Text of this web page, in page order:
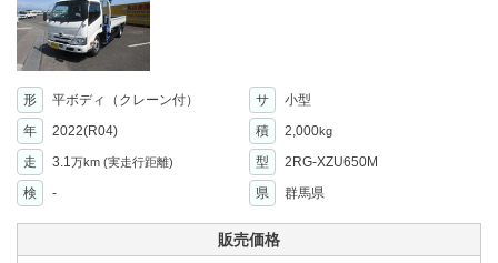
形 平ボディ（クレーン付） サ
小型
年
2022(R04) 積 2,000kg
走 3.1万km (実走行距離) 型
2RG-XZU650M
検
- 県 群馬県
販売価格